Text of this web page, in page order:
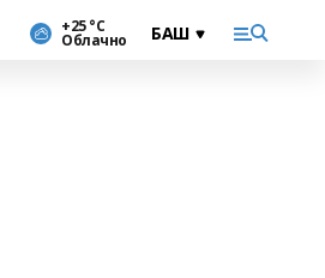
+25 °С
Облачно